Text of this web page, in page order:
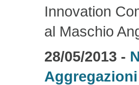
Innovation
al Maschio
28/05/2013 -